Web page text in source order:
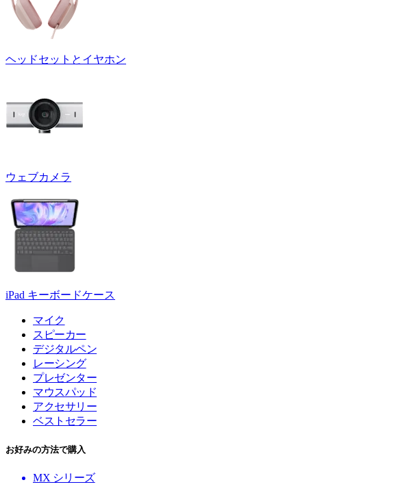
ヘッドセットとイヤホン
ウェブカメラ
iPad キーボードケース
マイク
スピーカー
デジタルペン
レーシング
プレゼンター
マウスパッド
アクセサリー
ベストセラー
お好みの方法で購入
MX シリーズ